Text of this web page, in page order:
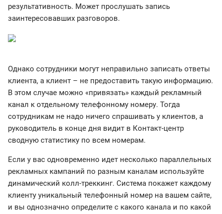
результативность. Может прослушать запись
заинтересовавших разговоров.
Однако сотрудники могут неправильно записать ответы
клиента, а клиент – не предоставить такую информацию.
В этом случае можно «привязать» каждый рекламный
канал к отдельному телефонному номеру. Тогда
сотрудникам не надо ничего спрашивать у клиентов, а
руководитель в конце дня видит в Контакт-центр
сводную статистику по всем номерам.
Если у вас одновременно идет несколько параллельных
рекламных кампаний по разным каналам используйте
динамический колл-треккинг. Система покажет каждому
клиенту уникальный телефонный номер на вашем сайте,
и вы однозначно определите с какого канала и по какой